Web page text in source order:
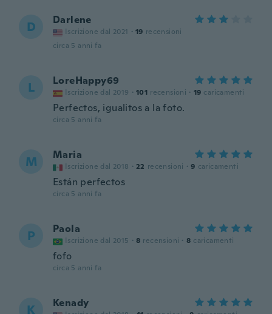
D Darlene
Iscrizione dal 2021 · 19 recensioni
circa 5 anni fa
L LoreHappy69
Iscrizione dal 2019 · 101 recensioni · 19 caricamenti
Perfectos, igualitos a la foto.
circa 5 anni fa
M Maria
Iscrizione dal 2018 · 22 recensioni · 9 caricamenti
Están perfectos
circa 5 anni fa
P Paola
Iscrizione dal 2015 · 8 recensioni · 8 caricamenti
fofo
circa 5 anni fa
K Kenady